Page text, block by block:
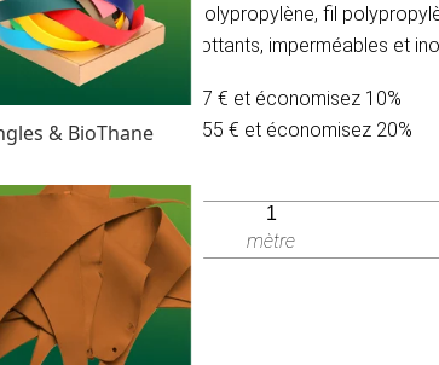
& BioThane
Cordage tressé en polypropylène, fil
car ils sont légers, flottants, imperméables et
Achetez 30 pour 2,87 € et économisez 10%
Achetez 100 pour 2,55 € et économisez 20%
Quantité
mètre